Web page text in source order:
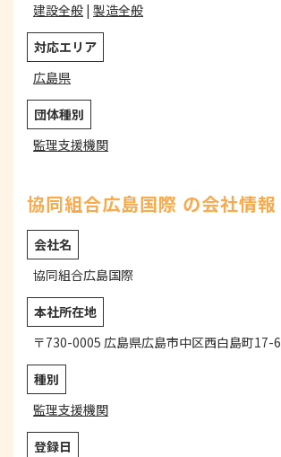
建設全般 | 製造全般
対応エリア
広島県
団体種別
監理支援機関
協同組合広島国際 の会社情報
会社名
協同組合広島国際
本社所在地
〒730-0005 広島県広島市中区西白島町17-6
種別
監理支援機関
登録日